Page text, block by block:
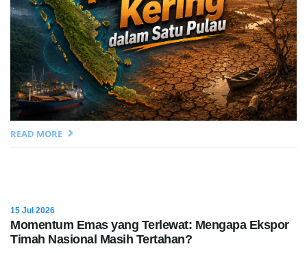
READ MORE
15 Jul 2026
Momentum Emas yang Terlewat: Mengapa Ekspor
Timah Nasional Masih Tertahan?